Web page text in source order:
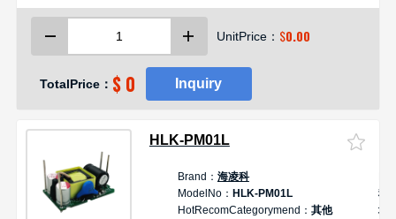
UnitPrice： $0.00
TotalPrice： $ 0 Inquiry
HLK-PM01L
Brand： 海凌科
ModelNo： HLK-PM01L
HotRecomCategorymend： 其他
稳
块